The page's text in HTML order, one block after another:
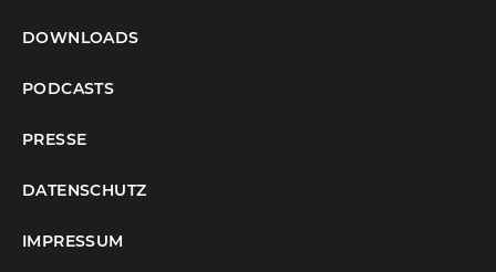
DOWNLOADS
PODCASTS
PRESSE
DATENSCHUTZ
IMPRESSUM